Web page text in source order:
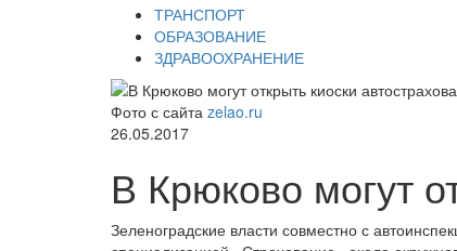
ТРАНСПОРТ
ОБРАЗОВАНИЕ
ЗДРАВООХРАНЕНИЕ
Фото с сайта zelao.ru
26.05.2017
В Крюково могут
Зеленоградские власти совместно с